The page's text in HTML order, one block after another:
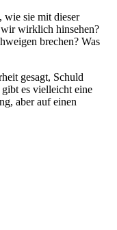
wie sie mit dieser
wirklich hinsehen?
brechen? Was
gesagt, Schuld
es vielleicht eine
aber auf einen